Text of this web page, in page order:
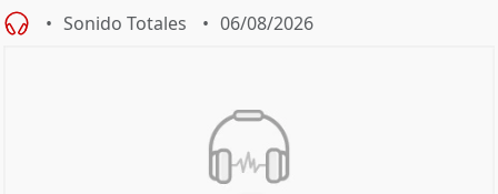
Sonido Totales 06/08/2026